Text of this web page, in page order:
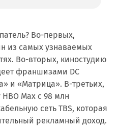
Во-первых,
из самых узнаваемых
Во-вторых, киностудию
франшизами DC
и «Матрица». В-третьих,
Max с 98 млн
сеть TBS, которая
рекламный доход.